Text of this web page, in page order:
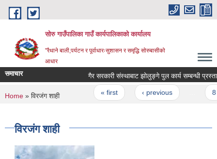
Skip to main content
सोरु गाउँपालिका गाउँ कार्यपालिकाको कार्यालय
"रैथाने बाली,पर्यटन र पूर्वाधारःसुशासन र समृद्धि सोरुबासीको
आधार
समाचार गैर सरकारी संस्थाबाट झोलुङ्गे पुल कार्य
Pages
« first ‹ previous
You are here
Home » विरजंग शाही
विरजंग शाही